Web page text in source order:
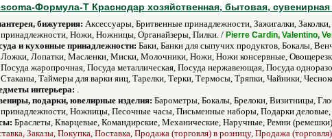
Формула-Т Краснодар хозяйственная, бытовая,
бижутерия: Аксессуары, Бритвенные принадлежности, Зажигалки,
принадлежности, Ножи, Ножницы, Органайзеры, Пилки. / Pierre Cardin, Valentino,
и кухонные принадлежности: Баки, Банки для сыпучих продуктов, Бокалы,
Ложки, Лопатки, Масленки, Миски, Молочники, Ножи, Ножи консервные,
Посуда жаропрочная, Посуда металлическая, Посуда нержавеющая, Посуда
Стаканы, Таймеры для варки яиц, Тарелки, Терки, Термосы, Тряпки, Чайники,
интерьера: .
подарки, ювелирные изделия: Барометры, Бокалы, Брелоки, Визитницы,
принадлежности, Ножницы, Песочные часы, Письменные наборы, Подарки
Браслеты, Кварцевые, Командирские, Механические, Наручные, Ремни
Заказы, Покупка, Поставка, Продажа (торговля) в розницу, Продажа